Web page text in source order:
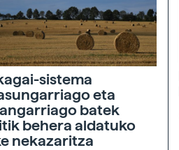
sistema
eta
batek
behera aldatuko
nekazaritza